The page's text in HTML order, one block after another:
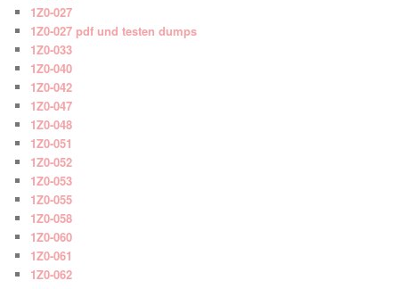
1Z0-027
1Z0-027 pdf und testen dumps
1Z0-033
1Z0-040
1Z0-042
1Z0-047
1Z0-048
1Z0-051
1Z0-052
1Z0-053
1Z0-055
1Z0-058
1Z0-060
1Z0-061
1Z0-062